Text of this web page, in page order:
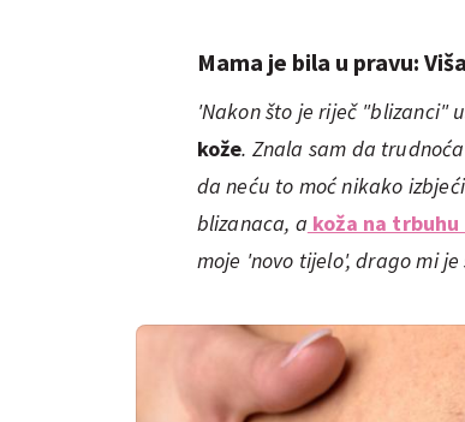
Mama je bila u pravu:
'Nakon što je riječ "blizanci"
kože. Znala sam da
da neću to moć nikako
blizanaca, a koža na
moje 'novo tijelo', drago mi